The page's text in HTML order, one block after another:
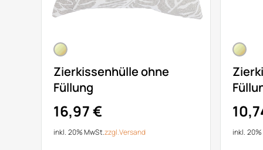
Zierkissenhülle ohne
Füllung
16,97 €
inkl. 20% MwSt.zzgl.Versand inkl.